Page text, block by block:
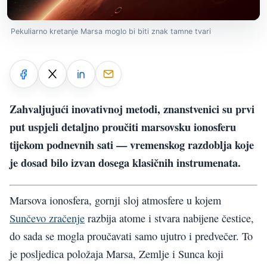
Pekuliarno kretanje Marsa moglo bi biti znak tamne tvari
Zahvaljujući inovativnoj metodi, znanstvenici su prvi
put uspjeli detaljno proučiti marsovsku ionosferu
tijekom podnevnih sati — vremenskog razdoblja koje
je dosad bilo izvan dosega klasičnih instrumenata.
Marsova ionosfera, gornji sloj atmosfere u kojem
Sunčevo zračenje razbija atome i stvara nabijene čestice,
do sada se mogla proučavati samo ujutro i predvečer. To
je posljedica položaja Marsa, Zemlje i Sunca koji